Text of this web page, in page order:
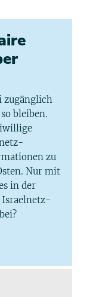
zugänglich
bleiben.
zu
Nur mit
in der
Israelnetz-